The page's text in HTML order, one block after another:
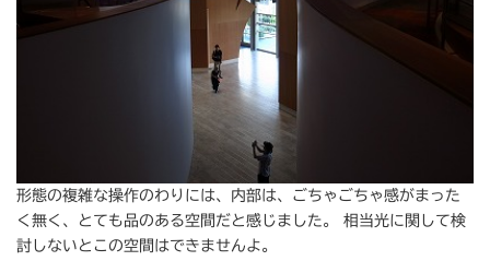
形態の複雑な操作のわりには、内部は、ごちゃごちゃ感がまった
く無く、とても品のある空間だと感じました。 相当光に関して検
討しないとこの空間はできませんよ。